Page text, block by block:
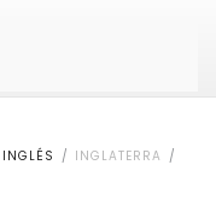
INGLÉS
INGLATERRA